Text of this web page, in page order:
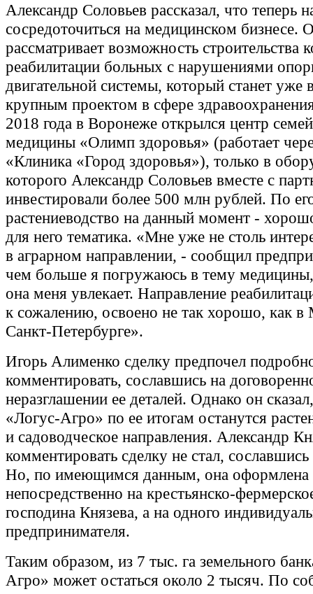
Александр Соловьев рассказал, что теперь
сосредоточиться на медицинском бизнесе.
рассматривает возможность строительства
реабилитации больных с нарушениями
двигательной системы, который станет уже
крупным проектом в сфере
2018 года в Воронеже открылся центр
медицины «Олимп здоровья» (работает
«Клиника «Город здоровья»), только в
которого Александр Соловьев вместе с
инвестировали более 500 млн рублей. По
растениеводство на данный момент -
для него тематика. «Мне уже не столь
в аграрном направлении, - сообщил
чем больше я погружаюсь в тему
она меня увлекает. Направление
к сожалению, освоено не так хорошо, как в
Санкт-Петербурге».
Игорь Алименко сделку предпочел
комментировать, сославшись на
неразглашении ее деталей. Однако он
«Логус-Агро» по ее итогам останутся
и садоводческое направления. Александр
комментировать сделку не стал, сославшись
Но, по имеющимся данным, она оформлена
непосредственно на крестьянско-
господина Князева, а на одного
предпринимателя.
Таким образом, из 7 тыс. га земельного
Агро» может остаться около 2 тысяч. По